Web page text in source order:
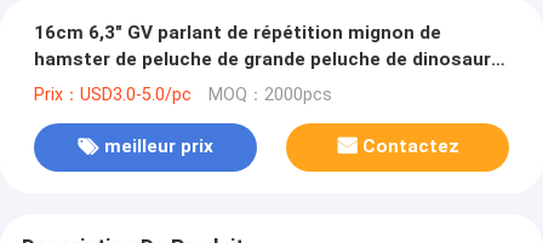
16cm 6,3" GV parlant de répétition mignon de
hamster de peluche de grande peluche de dinosaure
vert
Prix：USD3.0-5.0/pc MOQ：2000pcs
meilleur prix Contactez